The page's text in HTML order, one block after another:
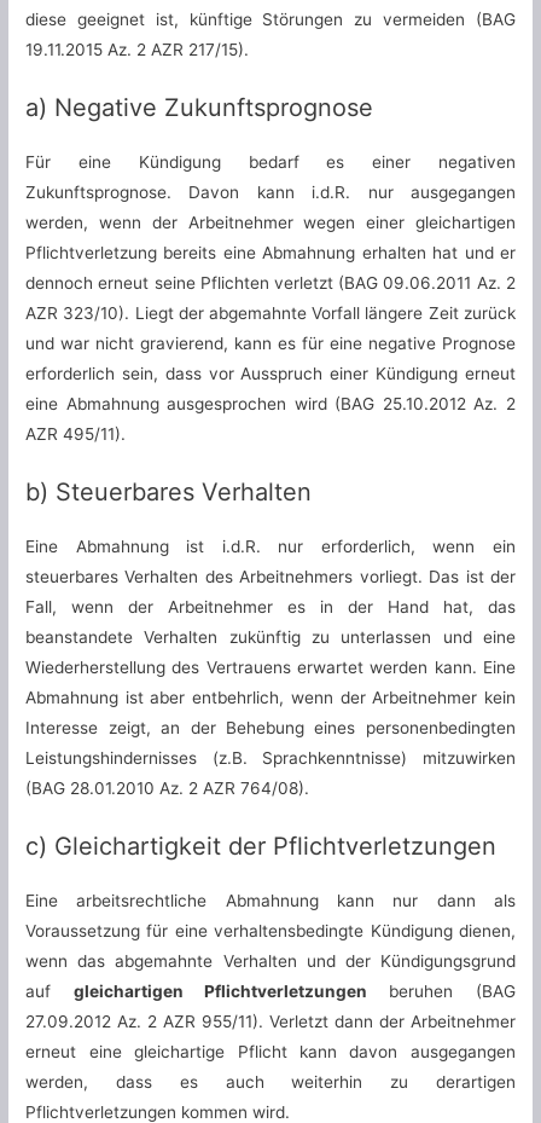
diese geeignet ist, künftige Störungen zu vermeiden (BAG
19.11.2015 Az. 2 AZR 217/15).
a) Negative Zukunftsprognose
Für eine Kündigung bedarf es einer negativen
Zukunftsprognose. Davon kann i.d.R. nur ausgegangen
werden, wenn der Arbeitnehmer wegen einer gleichartigen
Pflichtverletzung bereits eine Abmahnung erhalten hat und er
dennoch erneut seine Pflichten verletzt (BAG 09.06.2011 Az. 2
AZR 323/10). Liegt der abgemahnte Vorfall längere Zeit zurück
und war nicht gravierend, kann es für eine negative Prognose
erforderlich sein, dass vor Ausspruch einer Kündigung erneut
eine Abmahnung ausgesprochen wird (BAG 25.10.2012 Az. 2
AZR 495/11).
b) Steuerbares Verhalten
Eine Abmahnung ist i.d.R. nur erforderlich, wenn ein
steuerbares Verhalten des Arbeitnehmers vorliegt. Das ist der
Fall, wenn der Arbeitnehmer es in der Hand hat, das
beanstandete Verhalten zukünftig zu unterlassen und eine
Wiederherstellung des Vertrauens erwartet werden kann. Eine
Abmahnung ist aber entbehrlich, wenn der Arbeitnehmer kein
Interesse zeigt, an der Behebung eines personenbedingten
Leistungshindernisses (z.B. Sprachkenntnisse) mitzuwirken
(BAG 28.01.2010 Az. 2 AZR 764/08).
c) Gleichartigkeit der Pflichtverletzungen
Eine arbeitsrechtliche Abmahnung kann nur dann als
Voraussetzung für eine verhaltensbedingte Kündigung dienen,
wenn das abgemahnte Verhalten und der Kündigungsgrund
auf gleichartigen Pflichtverletzungen beruhen (BAG
27.09.2012 Az. 2 AZR 955/11). Verletzt dann der Arbeitnehmer
erneut eine gleichartige Pflicht kann davon ausgegangen
werden, dass es auch weiterhin zu derartigen
Pflichtverletzungen kommen wird.